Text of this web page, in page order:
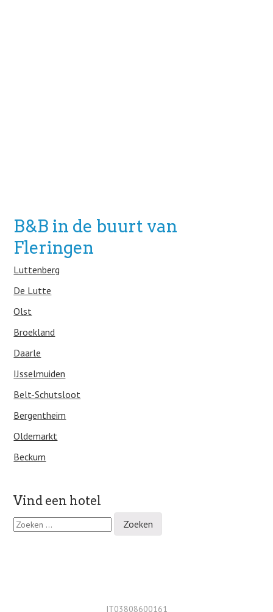
B&B in de buurt van
Fleringen
Luttenberg
De Lutte
Olst
Broekland
Daarle
IJsselmuiden
Belt-Schutsloot
Bergentheim
Oldemarkt
Beckum
Vind een hotel
Z
o
IT03808600161